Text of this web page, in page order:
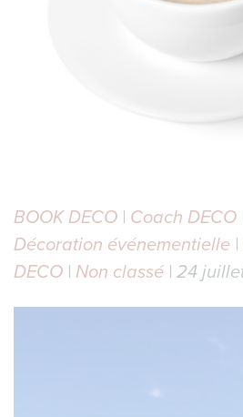
BOOK DECO | Coach DECO
Décoration événementielle |
DECO | Non classé | 24